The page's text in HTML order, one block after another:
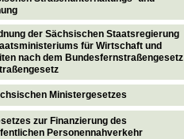
der Sächsischen Staatsregierung
für Wirtschaft und
nach dem Bundesfernstraßengesetz
Ministergesetzes
zur Finanzierung des
Personennahverkehr